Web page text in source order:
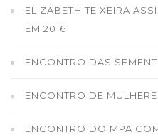
ELIZABETH TEIXEIRA
EM 2016
ENCONTRO DAS
ENCONTRO DE
ENCONTRO DO MPA